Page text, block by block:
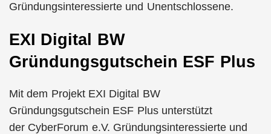
Gründungsinteressierte und Unentschlossene.
EXI Digital BW
Gründungsgutschein ESF Plus
Mit dem Projekt EXI Digital BW
Gründungsgutschein ESF Plus unterstützt
der CyberForum e.V. Gründungsinteressierte und